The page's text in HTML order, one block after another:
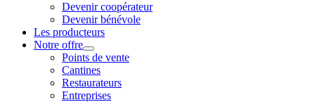
Devenir coopérateur
Devenir bénévole
Les producteurs
Notre offre
Points de vente
Cantines
Restaurateurs
Entreprises